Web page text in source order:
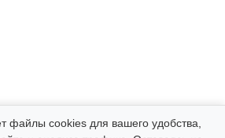
файлы cookies для вашего удобства,